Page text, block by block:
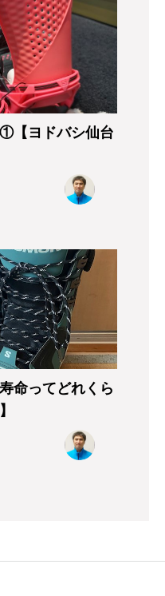
【ヨドバシ仙台
命ってどれくら